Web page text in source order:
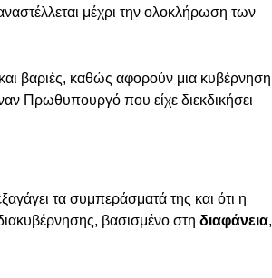
μέχρι την ολοκλήρωση των
βαριές, καθώς αφορούν μια κυβέρνηση
Πρωθυπουργό που είχε διεκδικήσει
τα συμπεράσματά της και ότι η
βασισμένο στη διαφάνεια,